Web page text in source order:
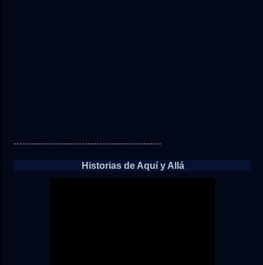
Historias de Aquí y Allá